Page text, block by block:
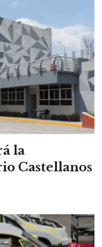
la
Castellanos